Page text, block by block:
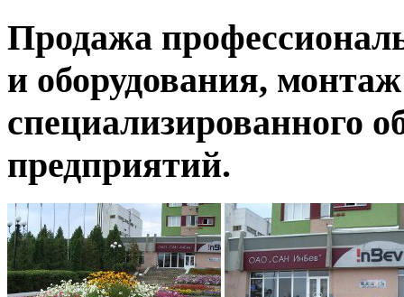
Продажа
и оборудования,
специализированного
предприятий.